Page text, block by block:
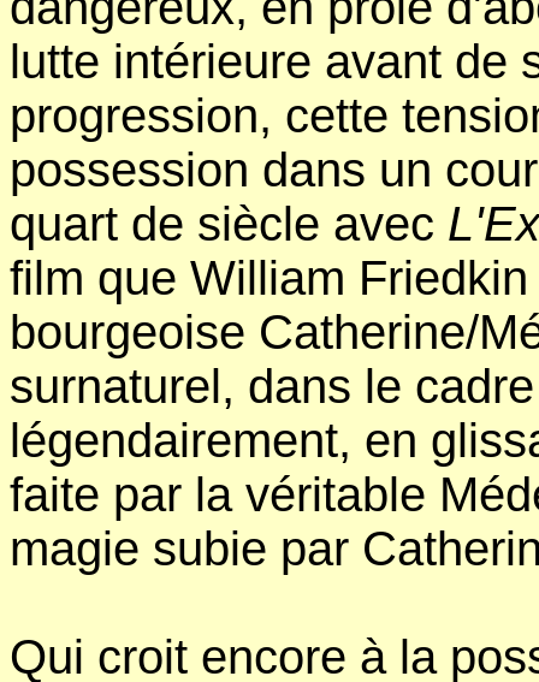
lutte intérieure avant de
progression, cette
possession dans un
quart de siècle avec
film que William
bourgeoise Catherine/
surnaturel, dans le
légendairement, en
faite par la véritable
magie subie par
Qui croit encore à la